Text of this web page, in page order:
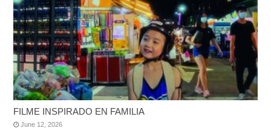
FILME INSPIRADO EN FAMILIA
June 12, 2026